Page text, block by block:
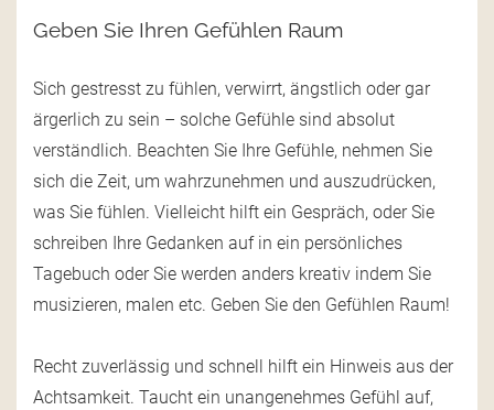
Geben Sie Ihren Gefühlen Raum
Sich gestresst zu fühlen, verwirrt, ängstlich oder gar
ärgerlich zu sein – solche Gefühle sind absolut
verständlich. Beachten Sie Ihre Gefühle, nehmen Sie
sich die Zeit, um wahrzunehmen und auszudrücken,
was Sie fühlen. Vielleicht hilft ein Gespräch, oder Sie
schreiben Ihre Gedanken auf in ein persönliches
Tagebuch oder Sie werden anders kreativ indem Sie
musizieren, malen etc. Geben Sie den Gefühlen Raum!
Recht zuverlässig und schnell hilft ein Hinweis aus der
Achtsamkeit. Taucht ein unangenehmes Gefühl auf,